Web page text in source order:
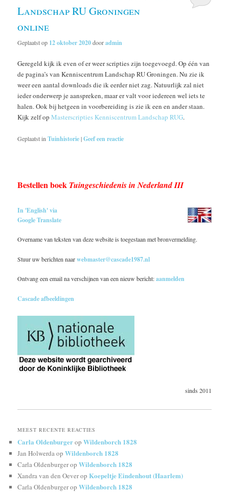
Landschap RU Groningen
online
Geplaatst op 12 oktober 2020dooradmin
Geregeld kijk ik even of er weer scripties zijn toegevoegd. Op één van
de pagina’s van Kenniscentrum Landschap RU Groningen. Nu zie ik
weer een aantal downloads die ik eerder niet zag. Natuurlijk zal niet
ieder onderwerp je aanspreken, maar er valt voor iedereen wel iets te
halen. Ook bij hetgeen in voorbereiding is zie ik een en ander staan.
Kijk zelf opMasterscripties Kenniscentrum Landschap RUG.
Geplaatst in Tuinhistorie|Geef een reactie
Bestellen boek Tuingeschiedenis in Nederland III
In 'English' via
Google Translate
Overname van teksten van deze website is toegestaan met bronvermelding.
Stuur uw berichten naarwebmaster@cascade1987.nl
Ontvang een email na verschijnen van een nieuw bericht:aanmelden
Cascade afbeeldingen
sinds 2011
MEEST RECENTE REACTIES
Carla OldenburgeropWildenborch 1828
Jan HolwerdaopWildenborch 1828
Carla OldenburgeropWildenborch 1828
Xandra van den OeveropKoepeltje Eindenhout (Haarlem)
Carla OldenburgeropWildenborch 1828